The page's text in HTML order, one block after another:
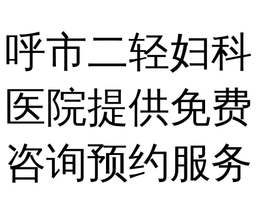
呼市二轻妇科
医院提供免费
咨询预约服务